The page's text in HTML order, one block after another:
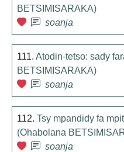
BETSIMISARAKA)
soanja
111. Atodin-tetso: sady
BETSIMISARAKA)
soanja
112. Tsy mpandidy fa
(Ohabolana
soanja